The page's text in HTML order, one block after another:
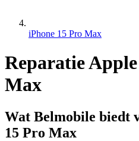
iPhone 15 Pro Max
Reparatie
Max
Wat Belmobile biedt
15 Pro Max